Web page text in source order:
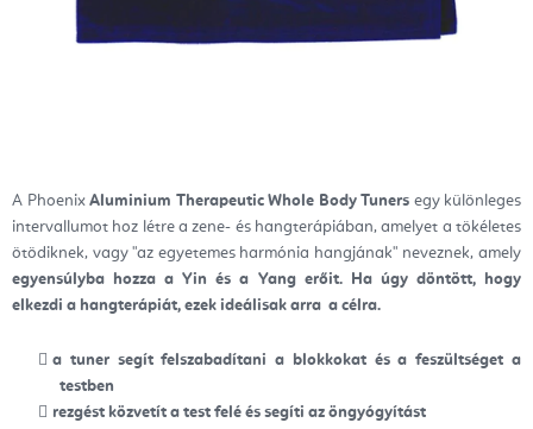
A Phoenix Aluminium Therapeutic Whole Body Tuners egy különleges
intervallumot hoz létre a zene- és hangterápiában, amelyet a tökéletes
ötödiknek, vagy "az egyetemes harmónia hangjának" neveznek, amely
egyensúlyba hozza a Yin és a Yang erőit. Ha úgy döntött, hogy
elkezdi a hangterápiát, ezek ideálisak arra a célra.
a tuner segít felszabadítani a blokkokat és a feszültséget a
testben
rezgést közvetít a test felé és segíti az öngyógyítást